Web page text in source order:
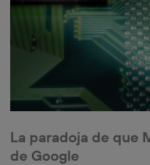
La paradoja de que
de Google